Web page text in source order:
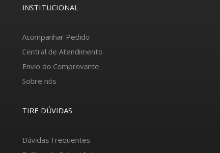
INSTITUCIONAL
Acompanhar Pedido
Central de Atendimento
Envio do Comprovante
Sobre nós
TIRE DÚVIDAS
Dúvidas Frequentes